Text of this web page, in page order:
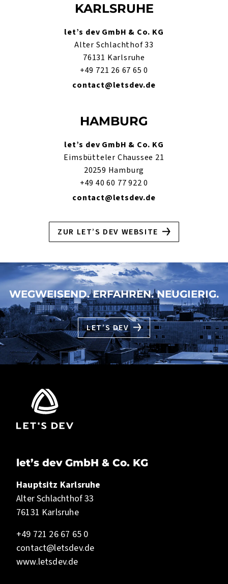
KARLSRUHE
let’s dev GmbH & Co. KG
Alter Schlachthof 33
76131 Karlsruhe
+49 721 26 67 65 0
contact@letsdev.de
HAMBURG
let’s dev GmbH & Co. KG
Eimsbütteler Chaussee 21
20259 Hamburg
+49 40 60 77 922 0
contact@letsdev.de
ZUR LET’S DEV WEBSITE
WEGWEISEND. ERFAHREN. NEUGIERIG.
LET’S DEV
let’s dev GmbH & Co. KG
Hauptsitz Karlsruhe
Alter Schlachthof 33
76131 Karlsruhe
+49 721 26 67 65 0
contact@letsdev.de
www.letsdev.de